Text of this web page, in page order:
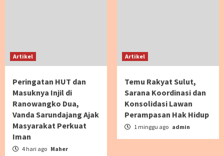
Artikel
Peringatan HUT dan
Masuknya Injil di
Ranowangko Dua,
Vanda Sarundajang Ajak
Masyarakat Perkuat
Iman
4 hari ago Maher
Artikel
Temu Rakyat Sulut,
Sarana Koordinasi dan
Konsolidasi Lawan
Perampasan Hak Hidup
1 minggu ago admin